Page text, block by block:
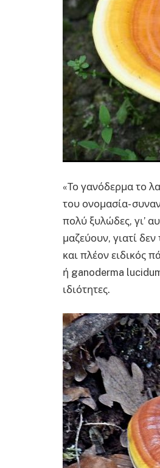
«Το γανόδερμα το
του ονομασία-
πολύ ξυλώδες, γι’
μαζεύουν, γιατί
και πλέον ειδικός
ή ganoderma
ιδιότητες.